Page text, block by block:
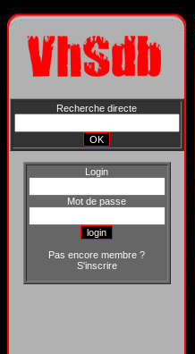
Recherche directe
Login
Mot de passe
Pas encore membre ?
S'inscrire